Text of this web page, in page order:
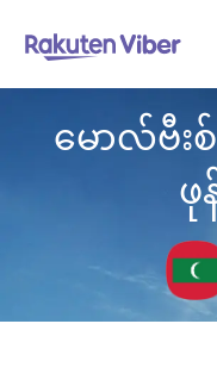
မောလ်ဗီ
ဖု